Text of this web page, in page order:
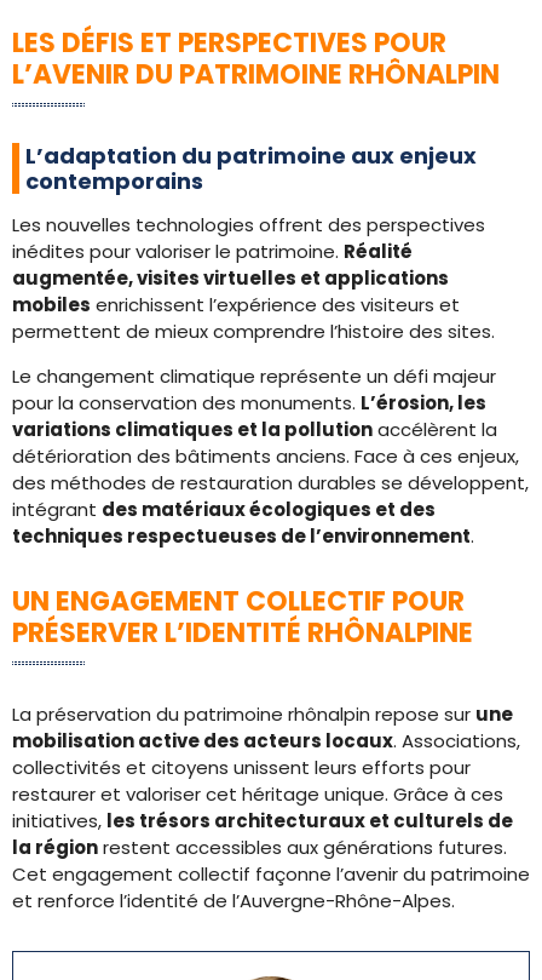
LES DÉFIS ET PERSPECTIVES POUR
L’AVENIR DU PATRIMOINE RHÔNALPIN
L’adaptation du patrimoine aux enjeux
contemporains
Les nouvelles technologies offrent des perspectives
inédites pour valoriser le patrimoine. Réalité
augmentée, visites virtuelles et applications
mobiles enrichissent l’expérience des visiteurs et
permettent de mieux comprendre l’histoire des sites.
Le changement climatique représente un défi majeur
pour la conservation des monuments. L’érosion, les
variations climatiques et la pollutionaccélèrent la
détérioration des bâtiments anciens. Face à ces enjeux,
des méthodes de restauration durables se développent,
intégrant des matériaux écologiques et des
techniques respectueuses de l’environnement.
UN ENGAGEMENT COLLECTIF POUR
PRÉSERVER L’IDENTITÉ RHÔNALPINE
La préservation du patrimoine rhônalpin repose sur une
mobilisation active des acteurs locaux. Associations,
collectivités et citoyens unissent leurs efforts pour
restaurer et valoriser cet héritage unique. Grâce à ces
initiatives, les trésors architecturaux et culturels de
la régionrestent accessibles aux générations futures.
Cet engagement collectif façonne l’avenir du patrimoine
et renforce l’identité de l’Auvergne-Rhône-Alpes.